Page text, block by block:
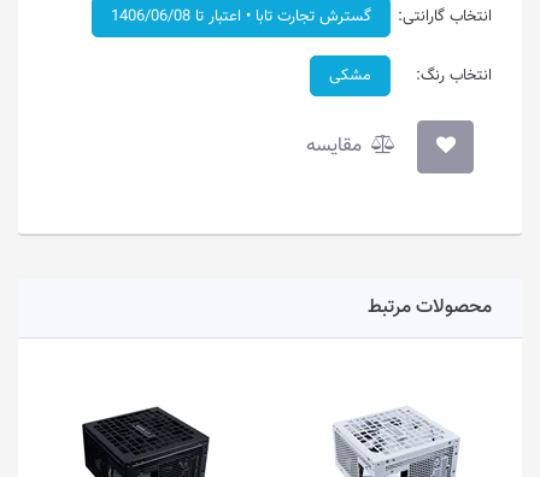
انتخاب گارانتی: گسترش تجارت تابا • اعتبار تا 1406/06/08
انتخاب رنگ: مشکی
مقایسه
محصولات مرتبط